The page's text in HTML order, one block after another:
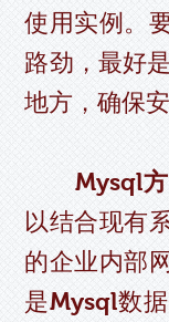
使用实例。
路劲，最好
地方，确保安
Mysql
以结合现有
的企业内部
是Mysql数